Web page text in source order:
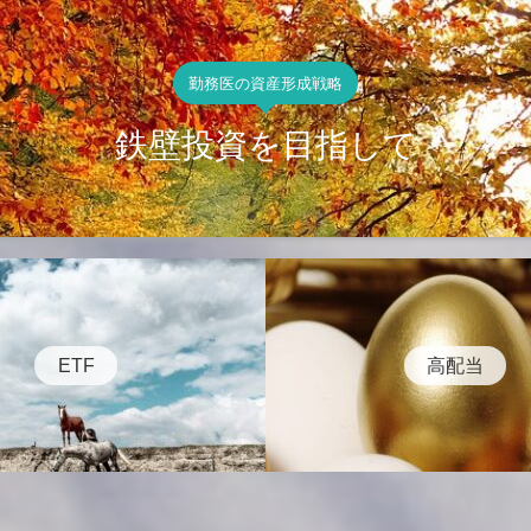
勤務医の資産形成戦略
鉄壁投資を目指して
ETF 高配当